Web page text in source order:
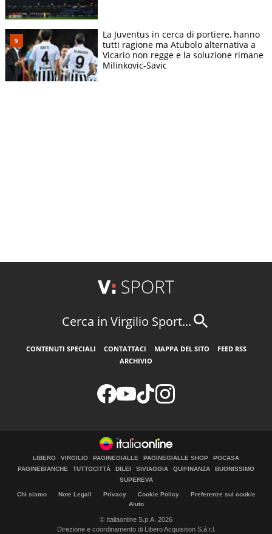
La Juventus in cerca di portiere, hanno
tutti ragione ma Atubolo alternativa a
Vicario non regge e la soluzione rimane
Milinkovic-Savic
Cerca in Virgilio Sport...
CONTENUTI SPECIALI CONTATTACI MAPPA DEL SITO
FEED RSS
ARCHIVIO
LIBERO VIRGILIO PAGINEGIALLE PAGINEGIALLE SHOP
PGCASA
PAGINEBIANCHE
TUTTOCITTÀ DILEI SIVIAGGIA QUIFINANZA
BUONISSIMO
SUPEREVA
Chi siamo Note Legali Privacy Cookie Policy
Preferenze sui cookie
Aiuto
© Italiaonline S.p.A. 2026
Direzione e coordinamento di Libero Acquisition S.á r.l.